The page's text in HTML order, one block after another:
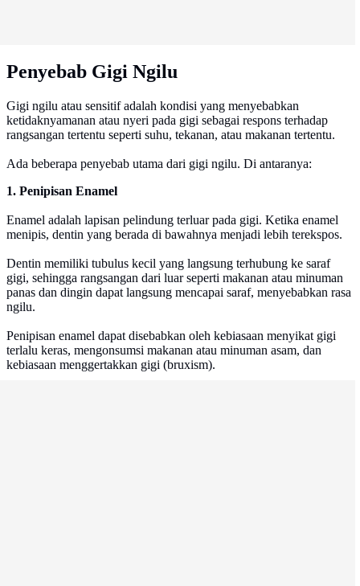
Penyebab Gigi Ngilu
Gigi ngilu atau sensitif adalah kondisi yang menyebabkan
ketidaknyamanan atau nyeri pada gigi sebagai respons terhadap
rangsangan tertentu seperti suhu, tekanan, atau makanan tertentu.
Ada beberapa penyebab utama dari gigi ngilu. Di antaranya:
1. Penipisan Enamel
Enamel adalah lapisan pelindung terluar pada gigi. Ketika enamel
menipis, dentin yang berada di bawahnya menjadi lebih terekspos.
Dentin memiliki tubulus kecil yang langsung terhubung ke saraf
gigi, sehingga rangsangan dari luar seperti makanan atau minuman
panas dan dingin dapat langsung mencapai saraf, menyebabkan rasa
ngilu.
Penipisan enamel dapat disebabkan oleh kebiasaan menyikat gigi
terlalu keras, mengonsumsi makanan atau minuman asam, dan
kebiasaan menggertakkan gigi (bruxism).